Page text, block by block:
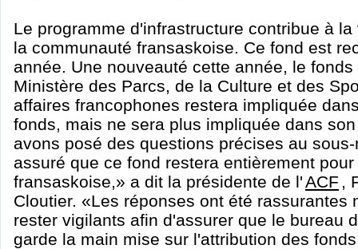
Le programme d'infrastructure contribue à
la communauté fransaskoise. Ce fond est
année. Une nouveauté cette année, le
Ministère des Parcs, de la Culture et des
affaires francophones restera impliquée
fonds, mais ne sera plus impliquée dans
avons posé des questions précises au
assuré que ce fond restera entièrement
fransaskoise,» a dit la présidente de l'ACF ,
Cloutier. «Les réponses ont été rassurantes
rester vigilants afin d'assurer que le bureau
garde la main mise sur l'attribution des